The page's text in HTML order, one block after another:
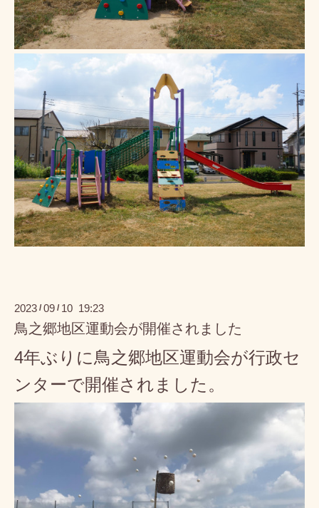
2023 / 09 / 10 19:23
鳥之郷地区運動会が開催されました
4年ぶりに鳥之郷地区運動会が行政セ
ンターで開催されました。